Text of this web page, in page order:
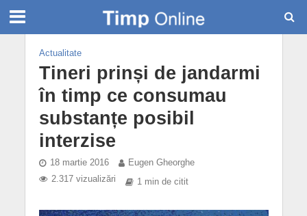
Actualitate
Tineri prinși de jandarmi
în timp ce consumau
substanțe posibil
interzise
18 martie 2016
Eugen Gheorghe
2.317 vizualizări
1 min de citit